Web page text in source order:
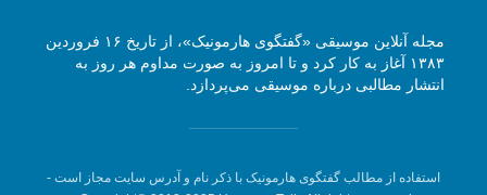
مجله آنلاین موسیقی «گفتگوی هارمونیک»، از تاریخ ۱۶ فروردین
۱۳۸۳ آغاز به کار کرد و تا امروز به صورت مداوم هر روز به
انتشار مطالبی درباره موسیقی می‌پردازد.
استفاده از مطالب گفتگوی هارمونیک با ذکر نام و آدرس سایت مجاز است -